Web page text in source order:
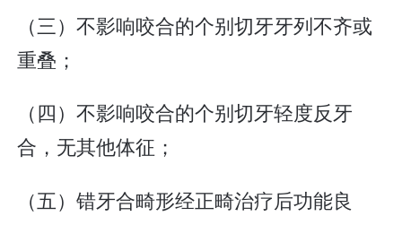
（三）不影响咬合的个别切牙牙列不齐或
重叠；
（四）不影响咬合的个别切牙轻度反牙
合，无其他体征；
（五）错牙合畸形经正畸治疗后功能良